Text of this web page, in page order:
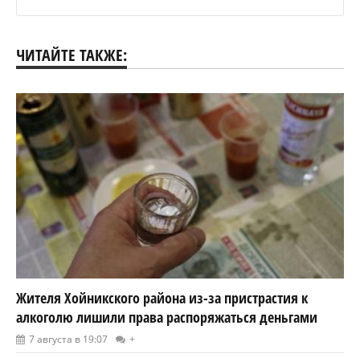
ЧИТАЙТЕ ТАКЖЕ:
Жителя Хойникского района из-за пристрастия к
алкоголю лишили права распоряжаться деньгами
7 августа в 19:07 +